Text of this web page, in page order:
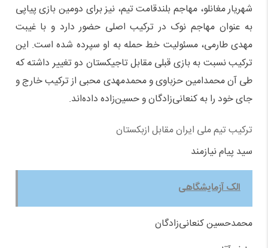
شهریار مغانلو، مهاجم بلندقامت تیم، نیز برای دومین بازی پیاپی
به عنوان مهاجم نوک در ترکیب اصلی حضور دارد و با غیبت
مهدی طارمی، مسئولیت خط حمله به او سپرده شده است. این
ترکیب نسبت به بازی قبلی مقابل تاجیکستان دو تغییر داشته که
طی آن محمدامین حزباوی و محمدمهدی محبی از ترکیب خارج و
جای خود را به کنعانی‌زادگان و حسین‌زاده داده‌اند.
ترکیب تیم ملی ایران مقابل ازبکستان
سید پیام نیازمند
الک آزمایشگاهی
محمدحسین کنعانی‌زادگان